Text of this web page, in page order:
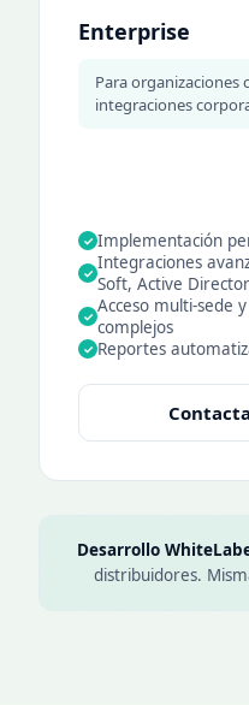
Enterprise
Para organizaciones
integraciones
✓ Implementación
✓ Integraciones
Soft, Active
✓ Acceso multi-sede
complejos
✓ Reportes
Desarrollo
distribuidores.